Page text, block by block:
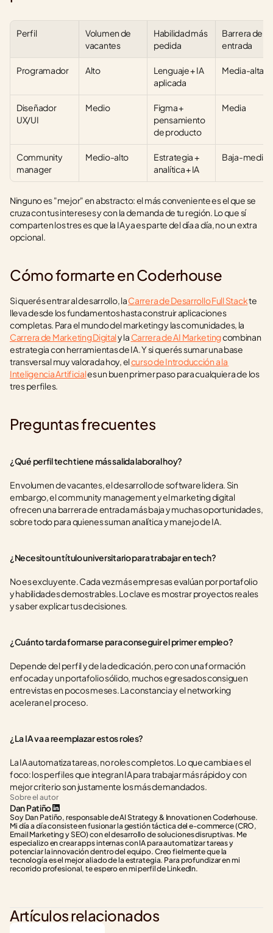
Perfil
Volumen de
vacantes
Habilidad más
pedida
Barrera de
entrada
Programador Alto
Lenguaje + IA
aplicada
Media-alta
Diseñador
UX/UI
Medio
Figma +
pensamiento
de producto
Media
Community
manager
Medio-alto
Estrategia +
analítica + IA
Baja-media
Ninguno es "mejor" en abstracto: el más conveniente es el que se
cruza con tus intereses y con la demanda de tu región. Lo que sí
comparten los tres es que la IA ya es parte del día a día, no un extra
opcional.
Cómo formarte en Coderhouse
Si querés entrar al desarrollo, la Carrera de Desarrollo Full Stack te
lleva desde los fundamentos hasta construir aplicaciones
Carrera de Marketing Digital y la Carrera de AI Marketing combinan
estrategia con herramientas de IA. Y si querés sumar una base
transversal muy valorada hoy, el curso de Introducción a la
Inteligencia Artificial es un buen primer paso para cualquiera de los
tres perfiles.
Preguntas frecuentes
¿Qué perfil tech tiene más salida laboral hoy?
En volumen de vacantes, el desarrollo de software lidera. Sin
embargo, el community management y el marketing digital
ofrecen una barrera de entrada más baja y muchas oportunidades,
sobre todo para quienes suman analítica y manejo de IA.
¿Necesito un título universitario para trabajar en tech?
No es excluyente. Cada vez más empresas evalúan por portafolio
y habilidades demostrables. Lo clave es mostrar proyectos reales
y saber explicar tus decisiones.
¿Cuánto tarda formarse para conseguir el primer empleo?
Depende del perfil y de la dedicación, pero con una formación
enfocada y un portafolio sólido, muchos egresados consiguen
entrevistas en pocos meses. La constancia y el networking
aceleran el proceso.
¿La IA va a reemplazar estos roles?
La IA automatiza tareas, no roles completos. Lo que cambia es el
foco: los perfiles que integran IA para trabajar más rápido y con
mejor criterio son justamente los más demandados.
Sobre el autor
Dan Patiño
Soy Dan Patiño, responsable de AI Strategy & Innovation en Coderhouse.
Mi día a día consiste en fusionar la gestión táctica del e-commerce (CRO,
Email Marketing y SEO) con el desarrollo de soluciones disruptivas. Me
especializo en crear apps internas con IA para automatizar tareas y
potenciar la innovación dentro del equipo. Creo fielmente que la
tecnología es el mejor aliado de la estrategia. Para profundizar en mi
recorrido profesional, te espero en mi perfil de LinkedIn.
Artículos relacionados